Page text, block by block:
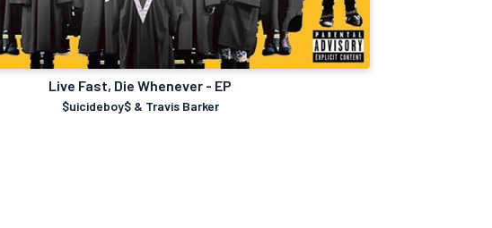
Live Fast, Die Whenever - EP
$uicideboy$ & Travis Barker